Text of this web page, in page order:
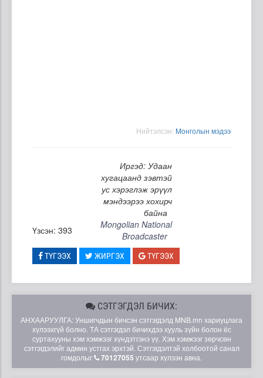
Нийтэлсэн: Moнголын мэдээ
Иргэд: Удаан
хугацаанд зэвтэй
ус хэрэглэж эрүүл
мэндээрээ хохирч
байна
Үзсэн: 393
Mongolian National
Broadcaster
ТҮГЭЭХ ЖИРГЭХ ТҮГЭЭХ
СЭТГЭГДЭЛ БИЧИХ:
АНХААРУУЛГА: Уншигчдын бичсэн сэтгэгдэлд MNB.mn хариуцлага
хүлээхгүй болно. ТА сэтгэгдэл бичихдээ хууль зүйн болон ёс
суртахууны хэм хэмжээг хүндэтгэнэ үү. Хэм хэмжээг зөрчсөн
сэтгэгдэлийг админ устгах эрхтэй. Сэтгэгдэлтэй холбоотой санал
гомдолыг
70127055 утсаар хүлээн авна.